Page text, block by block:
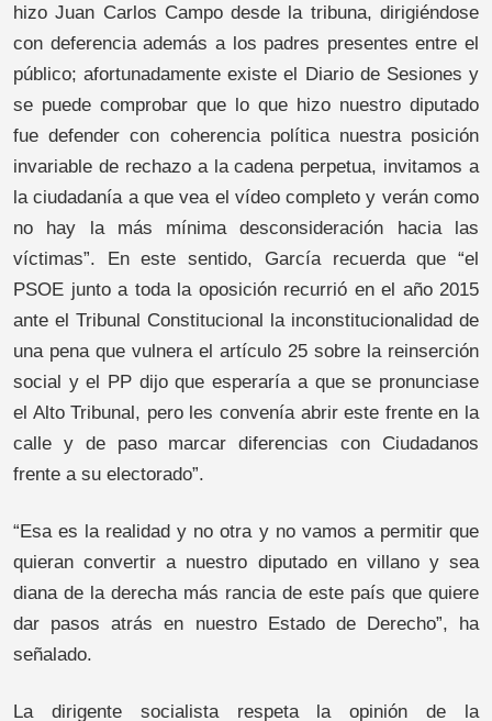
hizo Juan Carlos Campo desde la tribuna, dirigiéndose
con deferencia además a los padres presentes entre el
público; afortunadamente existe el Diario de Sesiones y
se puede comprobar que lo que hizo nuestro diputado
fue defender con coherencia política nuestra posición
invariable de rechazo a la cadena perpetua, invitamos a
la ciudadanía a que vea el vídeo completo y verán como
no hay la más mínima desconsideración hacia las
víctimas”. En este sentido, García recuerda que “el
PSOE junto a toda la oposición recurrió en el año 2015
ante el Tribunal Constitucional la inconstitucionalidad de
una pena que vulnera el artículo 25 sobre la reinserción
social y el PP dijo que esperaría a que se pronunciase
el Alto Tribunal, pero les convenía abrir este frente en la
calle y de paso marcar diferencias con Ciudadanos
frente a su electorado”.
“Esa es la realidad y no otra y no vamos a permitir que
quieran convertir a nuestro diputado en villano y sea
diana de la derecha más rancia de este país que quiere
dar pasos atrás en nuestro Estado de Derecho”, ha
señalado.
La dirigente socialista respeta la opinión de la